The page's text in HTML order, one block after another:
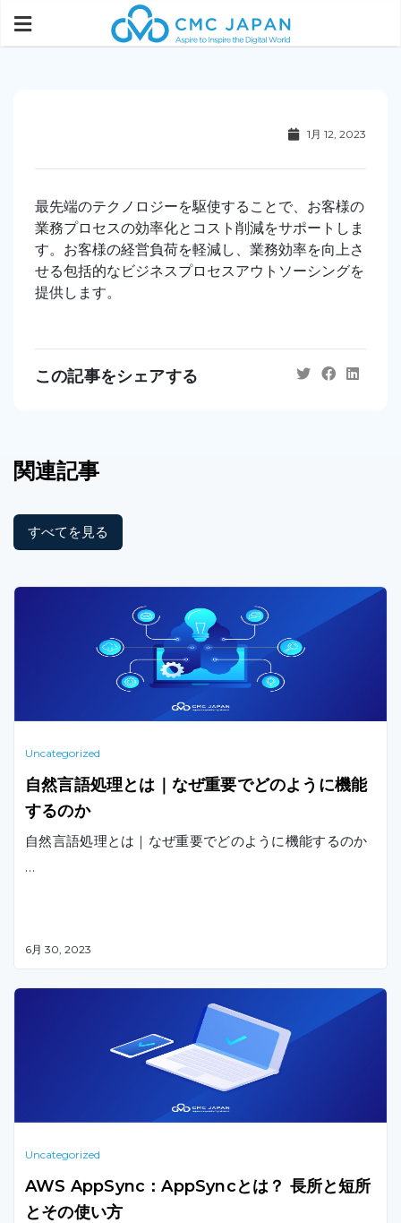
1月 12, 2023
最先端のテクノロジーを駆使する こと で、 お客様の
業務プロセスの効率化と コスト 削減をサポート しま
す。 お客様の経営負荷を軽減し、 業務効率を向上さ
せる包括的な ビジネスプロセスアウトソーシングを
提供します。
この記事をシェアする
関連記事
すべてを見る
Uncategorized
自然言語処理とは｜なぜ重要でどのように機能
するのか
自然言語処理とは｜なぜ重要でどのように機能するのか
…
6月 30, 2023
Uncategorized
AWS AppSync：AppSyncとは？ 長所と短所
とその使い方